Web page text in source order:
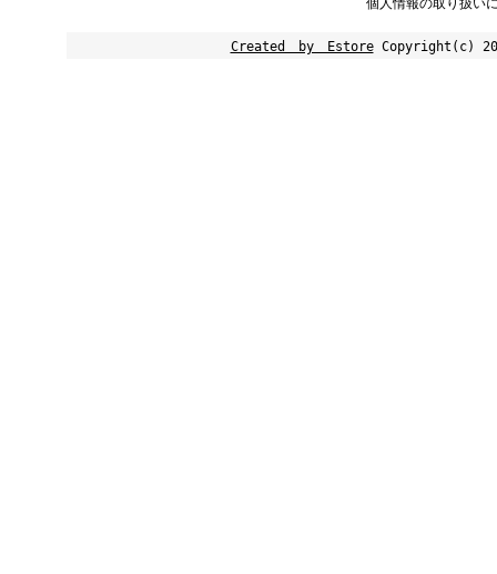
個人情報の取り扱い
Created by EstoreCopyright(c)